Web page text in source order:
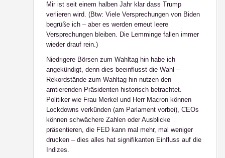
Mir ist seit einem halben Jahr klar dass Trump
verlieren wird. (Btw: Viele Versprechungen von Biden
begrüße ich – aber es werden erneut leere
Versprechungen bleiben. Die Lemminge fallen immer
wieder drauf rein.)
Niedrigere Börsen zum Wahltag hin habe ich
angekündigt, denn dies beeinflusst die Wahl –
Rekordstände zum Wahltag hin nutzen den
amtierenden Präsidenten historisch betrachtet.
Politiker wie Frau Merkel und Herr Macron können
Lockdowns verkünden (am Parlament vorbei), CEOs
können schwächere Zahlen oder Ausblicke
präsentieren, die FED kann mal mehr, mal weniger
drucken – dies alles hat signifikanten Einfluss auf die
Indizes.